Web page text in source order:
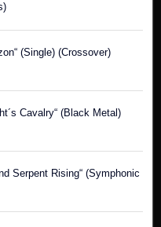
(Single) (Crossover)
Cavalry“ (Black Metal)
Serpent Rising“ (Symphonic